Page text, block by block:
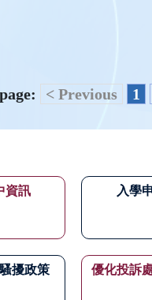
< Previous 1
資訊 入學
擾政策 優化投訴